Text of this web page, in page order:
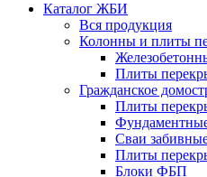
Каталог ЖБИ
Вся продукция
Колонны и плиты
Плиты
Гражданское
Плиты
Сваи
Плиты
Блоки ФБП